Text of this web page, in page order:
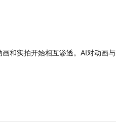
和实拍开始相互渗透。AI对动画